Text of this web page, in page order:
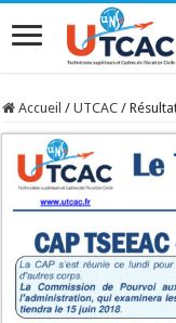
Accueil / UTCAC /